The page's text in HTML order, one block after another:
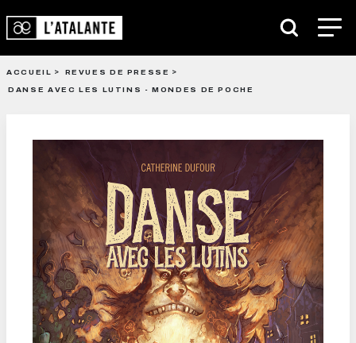
ACCUEIL
REVUES DE PRESSE
DANSE AVEC LES LUTINS - MONDES DE POCHE